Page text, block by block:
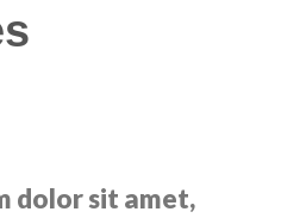
dolor sit amet,